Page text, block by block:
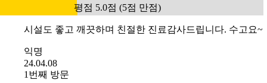
평점 5.0점 (5점 만점)
시설도 좋고 깨끗하며 친절한 진료감사드립니다. 수고요~
익명
24.04.08
1번째 방문